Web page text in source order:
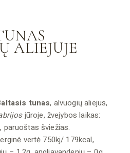
ALIEJUJE
tunas, alvuogių aliejus,
jūroje, žvejybos laikas:
paruoštas šviežias.
vertė 750kj/ 179kcal,